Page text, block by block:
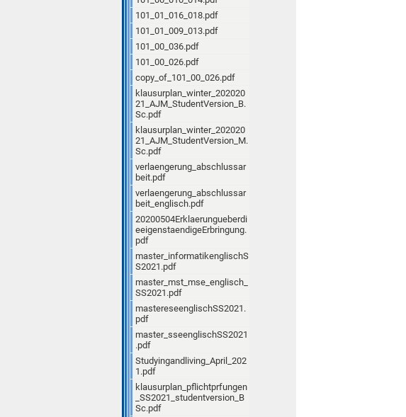
101_01_016_018.pdf
101_01_009_013.pdf
101_00_036.pdf
101_00_026.pdf
copy_of_101_00_026.pdf
klausurplan_winter_202020
21_AJM_StudentVersion_B.
Sc.pdf
klausurplan_winter_202020
21_AJM_StudentVersion_M.
Sc.pdf
verlaengerung_abschlussar
beit.pdf
verlaengerung_abschlussar
beit_englisch.pdf
20200504Erklaerungueberdi
eeigenstaendigeErbringung.
pdf
master_informatikenglischS
S2021.pdf
master_mst_mse_englisch_
SS2021.pdf
mastereseenglischSS2021.
pdf
master_sseenglischSS2021
.pdf
Studyingandliving_April_202
1.pdf
klausurplan_pflichtprfungen
_SS2021_studentversion_B
Sc.pdf